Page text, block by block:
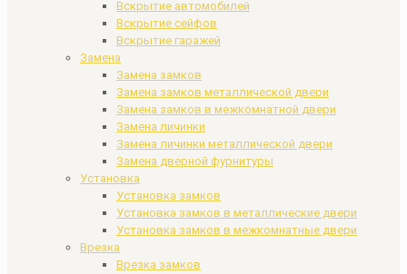
Вскрытие автомобилей
Вскрытие сейфов
Вскрытие гаражей
Замена
Замена замков
Замена замков металлической двери
Замена замков в межкомнатной двери
Замена личинки
Замена личинки металлической двери
Замена дверной фурнитуры
Установка
Установка замков
Установка замков в металлические двери
Установка замков в межкомнатные двери
Врезка
Врезка замков